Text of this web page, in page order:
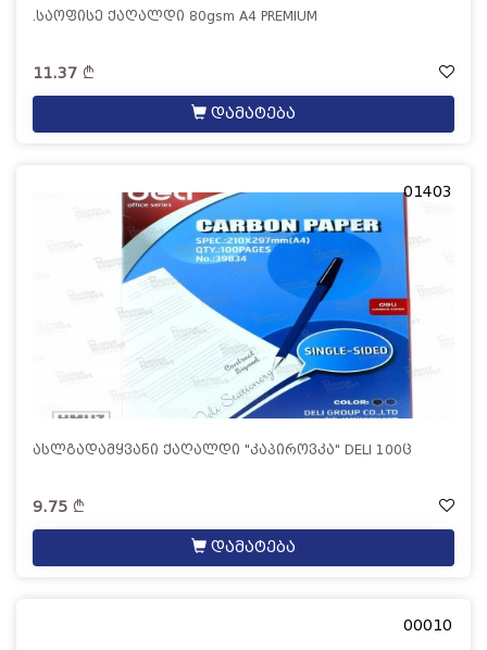
.საოფისე ქაღალდი 80gsm A4 PREMIUM
11.37
დამატება
01403
ასლგადამყვანი ქაღალდი "კაპიროვკა" DELI 100ც
9.75
დამატება
00010